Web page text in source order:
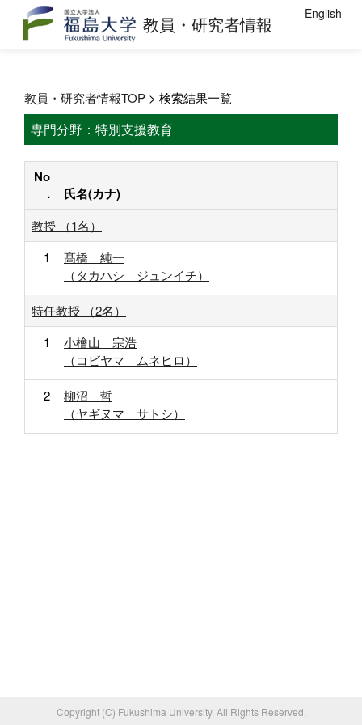
教員・研究者情報 English
教員・研究者情報TOP > 検索結果一覧
専門分野：特別支援教育
No
.
氏名(カナ)
教授 （1名）
1
髙橋 純一
（タカハシ ジュンイチ）
特任教授 （2名）
1
小檜山 宗浩
（コビヤマ ムネヒロ）
2
柳沼 哲
（ヤギヌマ サトシ）
Copyright (C) Fukushima University. All Rights Reserved.